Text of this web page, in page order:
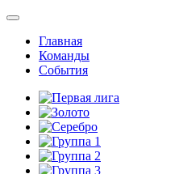
Главная
Команды
События